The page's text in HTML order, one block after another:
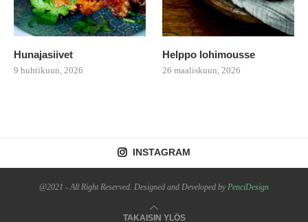
Hunajasiivet
9 huhtikuun, 2026
Helppo lohimousse
26 maaliskuun, 2026
INSTAGRAM
@2021 - All Right Reserved. Designed and Developed byPenciDesign
TAKAISIN YLÖS